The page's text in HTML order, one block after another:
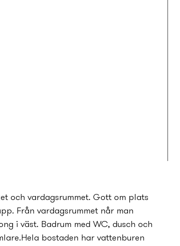
och vardagsrummet. Gott om plats
Från vardagsrummet når man
i väst. Badrum med WC, dusch och
bostaden har vattenburen